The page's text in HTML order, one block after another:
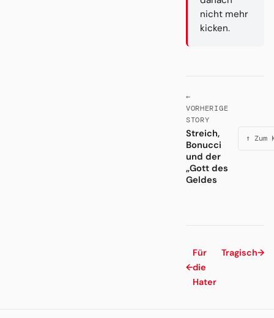
nicht mehr
kicken.
←
VORHERIGE
STORY
Streich,
Bonucci
und der
„Gott des
Geldes
↑
←
Für
die
Hater
Tragisch→